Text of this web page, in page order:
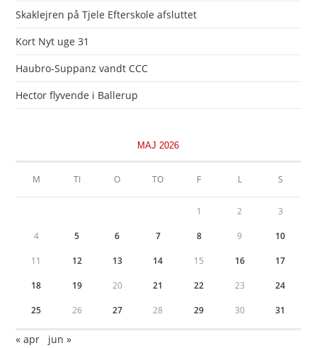
Skaklejren på Tjele Efterskole afsluttet
Kort Nyt uge 31
Haubro-Suppanz vandt CCC
Hector flyvende i Ballerup
MAJ 2026
M TI O TO F L S
1 2 3
4 5 6 7 8 9 10
11 12 13 14 15 16 17
18 19 20 21 22 23 24
25 26 27 28 29 30 31
« apr jun »